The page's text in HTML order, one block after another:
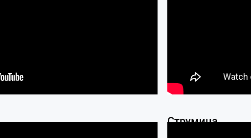
Струмица